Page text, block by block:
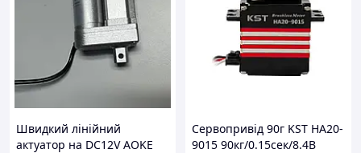
Швидкий лінійний
актуатор на DC12V AOKE
Сервопривід 90г KST HA20-
9015 90кг/0.15сек/8.4В